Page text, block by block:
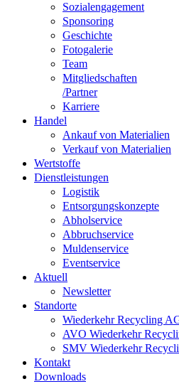
Sozialengagement
Sponsoring
Geschichte
Fotogalerie
Team
Mitgliedschaften
/Partner
Karriere
Handel
Ankauf von Materialien
Verkauf von Materialien
Wertstoffe
Dienstleistungen
Logistik
Entsorgungskonzepte
Abholservice
Abbruchservice
Muldenservice
Eventservice
Aktuell
Newsletter
Standorte
Wiederkehr Recycling
AVO Wiederkehr
SMV Wiederkehr
Kontakt
Downloads